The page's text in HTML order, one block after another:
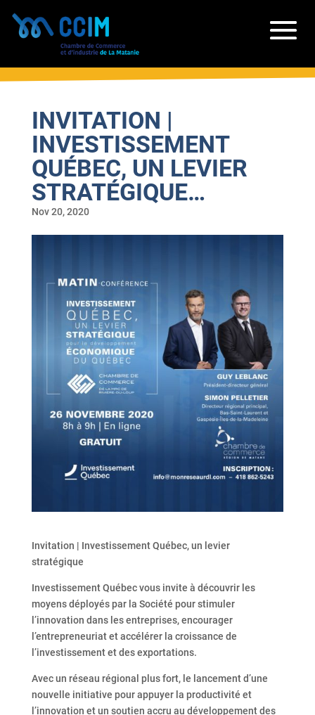
INVITATION |
INVESTISSEMENT
QUÉBEC, UN LEVIER
STRATÉGIQUE…
Nov 20, 2020
Invitation | Investissement Québec, un levier
stratégique
Investissement Québec vous invite à découvrir les
moyens déployés par la Société pour stimuler
l’innovation dans les entreprises, encourager
l’entrepreneuriat et accélérer la croissance de
l’investissement et des exportations.
Avec un réseau régional plus fort, le lancement d’une
nouvelle initiative pour appuyer la productivité et
l’innovation et un soutien accru au développement des